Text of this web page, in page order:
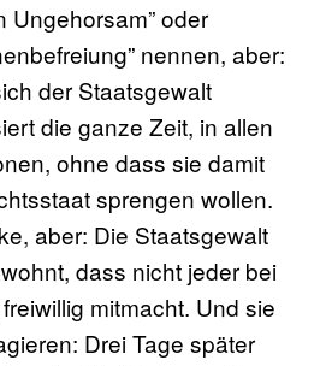
Ungehorsam” oder
nennen, aber:
der Staatsgewalt
die ganze Zeit, in allen
ohne dass sie damit
sprengen wollen.
aber: Die Staatsgewalt
dass nicht jeder bei
mitmacht. Und sie
Drei Tage später